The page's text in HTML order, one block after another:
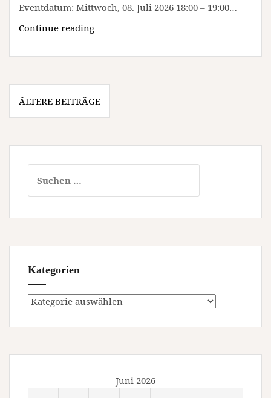
Eventdatum: Mittwoch, 08. Juli 2026 18:00 – 19:00…
Continue readingOnline-
Studiengang
Landschaftsarchitektur
(Sonstiges
Beitragsnavigation
ÄLTERE BEITRÄGE
nach:
Kategorien
Kategorien
Juni 2026